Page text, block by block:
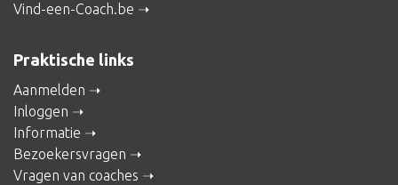
Vind-een-Coach.be
Praktische links
Aanmelden
Inloggen
Informatie
Bezoekersvragen
Vragen van coaches